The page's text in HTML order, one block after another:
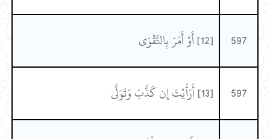
597 [12] أَوْ أَمَرَ بِالتَّقْوَى
597 [13] أَرَأَيْتَ إِن كَذَّبَ وَتَوَلَّى